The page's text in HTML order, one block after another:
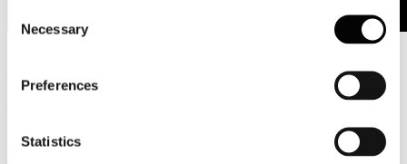
Selection
Necessary
Preferences
Statistics
alla terza edizione del Forum "L'Italia in Cantiere. Un clean
industrial deal made in Italy", la Conferenza Nazionale organizzata